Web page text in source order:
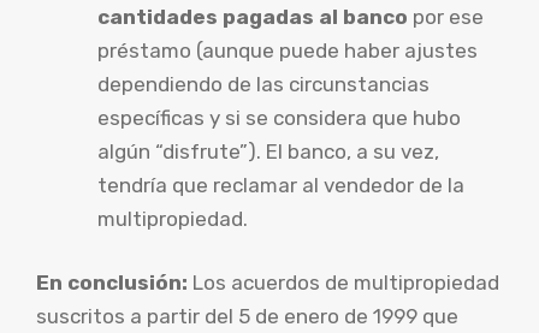
cantidades pagadas al banco por ese
préstamo (aunque puede haber ajustes
dependiendo de las circunstancias
específicas y si se considera que hubo
algún “disfrute”). El banco, a su vez,
tendría que reclamar al vendedor de la
multipropiedad.
En conclusión: Los acuerdos de multipropiedad
suscritos a partir del 5 de enero de 1999 que